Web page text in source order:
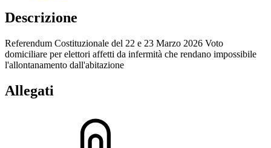
Descrizione
Referendum Costituzionale del 22 e 23 Marzo 2026 Voto
domiciliare per elettori affetti da infermità che rendano impossibile
l'allontanamento dall'abitazione
Allegati